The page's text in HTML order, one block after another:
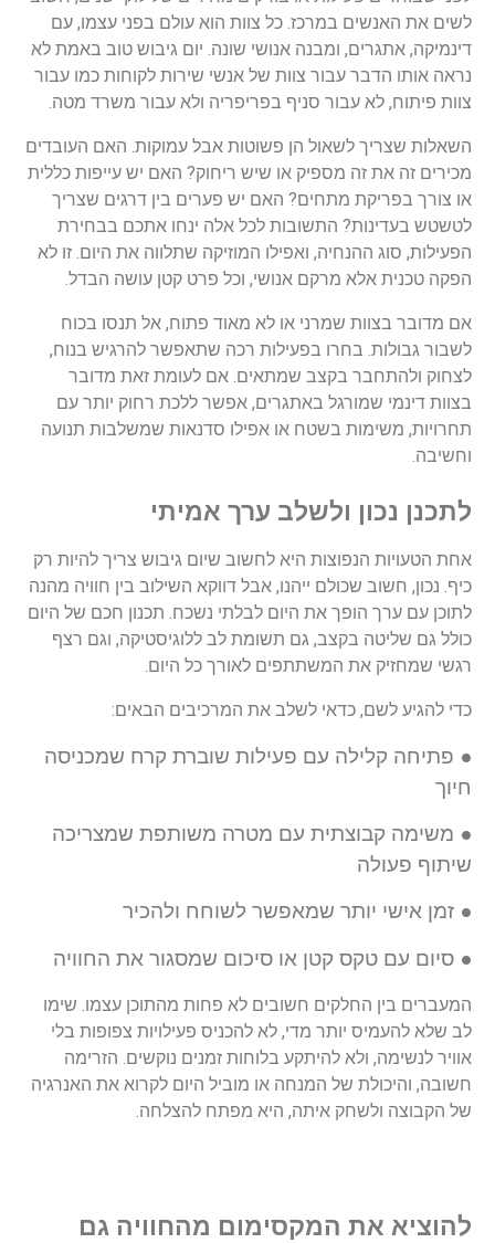
לשים את האנשים במרכז כל צוות הוא עולם בפני עצמו, עם
דינמיקה, אתגרים, ומבנה אנושי שונה יום גיבוש טוב באמת לא
נראה אותו הדבר עבור צוות של אנשי שירות לקוחות כמו עבור
צוות פיתוח, לא עבור סניף בפריפריה ולא עבור משרד מטה
השאלות שצריך לשאול הן פשוטות אבל עמוקות האם העובדים
מכירים זה את זה מספיק או שיש ריחוק? האם יש עייפות כללית
או צורך בפריקת מתחים? האם יש פערים בין דרגים שצריך
לטשטש בעדינות? התשובות לכל אלה ינחו אתכם בבחירת
הפעילות, סוג ההנחיה, ואפילו המוזיקה שתלווה את היום זו לא
הפקה טכנית אלא מרקם אנושי, וכל פרט קטן עושה הבדל
אם מדובר בצוות שמרני או לא מאוד פתוח, אל תנסו בכוח
לשבור גבולות בחרו בפעילות רכה שתאפשר להרגיש בנוח,
לצחוק ולהתחבר בקצב שמתאים אם לעומת זאת מדובר
בצוות דינמי שמורגל באתגרים, אפשר ללכת רחוק יותר עם
תחרויות, משימות בשטח או אפילו סדנאות שמשלבות תנועה
וחשיבה
לתכנן נכון ולשלב ערך אמיתי
אחת הטעויות הנפוצות היא לחשוב שיום גיבוש צריך להיות רק
כיף נכון, חשוב שכולם ייהנו, אבל דווקא השילוב בין חוויה מהנה
לתוכן עם ערך הופך את היום לבלתי נשכח תכנון חכם של היום
כולל גם שליטה בקצב, גם תשומת לב ללוגיסטיקה, וגם רצף
רגשי שמחזיק את המשתתפים לאורך כל היום
כדי להגיע לשם, כדאי לשלב את המרכיבים הבאים:
● פתיחה קלילה עם פעילות שוברת קרח שמכניסה
חיוך
● משימה קבוצתית עם מטרה משותפת שמצריכה
שיתוף פעולה
● זמן אישי יותר שמאפשר לשוחח ולהכיר
● סיום עם טקס קטן או סיכום שמסגור את החוויה
המעברים בין החלקים חשובים לא פחות מהתוכן עצמו. שימו
לב שלא להעמיס יותר מדי, לא להכניס פעילויות צפופות בלי
אוויר לנשימה, ולא להיתקע בלוחות זמנים נוקשים. הזרימה
חשובה, והיכולת של המנחה או מוביל היום לקרוא את האנרגיה
של הקבוצה ולשחק איתה, היא מפתח להצלחה.
להוציא את המקסימום מהחוויה גם